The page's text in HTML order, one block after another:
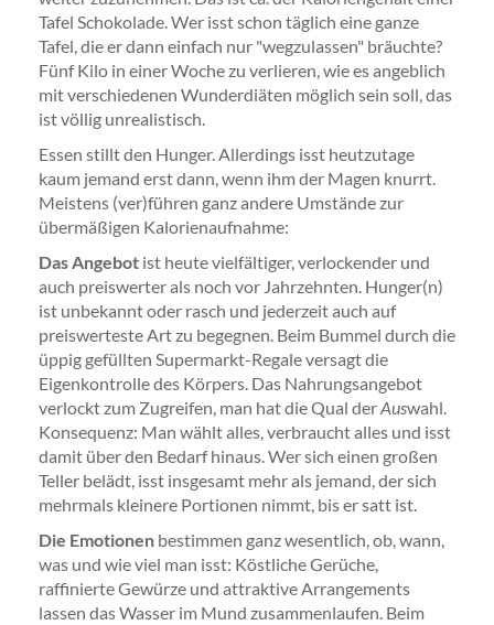
Tafel Schokolade. Wer isst schon täglich eine ganze
Tafel, die er dann einfach nur "wegzulassen" bräuchte?
Fünf Kilo in einer Woche zu verlieren, wie es angeblich
mit verschiedenen Wunderdiäten möglich sein soll, das
ist völlig unrealistisch.
Essen stillt den Hunger. Allerdings isst heutzutage
kaum jemand erst dann, wenn ihm der Magen knurrt.
Meistens (ver)führen ganz andere Umstände zur
übermäßigen Kalorienaufnahme:
Das Angebot ist heute vielfältiger, verlockender und
auch preiswerter als noch vor Jahrzehnten. Hunger(n)
ist unbekannt oder rasch und jederzeit auch auf
preiswerteste Art zu begegnen. Beim Bummel durch die
üppig gefüllten Supermarkt-Regale versagt die
Eigenkontrolle des Körpers. Das Nahrungsangebot
verlockt zum Zugreifen, man hat die Qual derAuswahl.
Konsequenz: Man wählt alles, verbraucht alles und isst
damit über den Bedarf hinaus. Wer sich einen großen
Teller belädt, isst insgesamt mehr als jemand, der sich
mehrmals kleinere Portionen nimmt, bis er satt ist.
Die Emotionen bestimmen ganz wesentlich, ob, wann,
was und wie viel man isst: Köstliche Gerüche,
raffinierte Gewürze und attraktive Arrangements
lassen das Wasser im Mund zusammenlaufen. Beim